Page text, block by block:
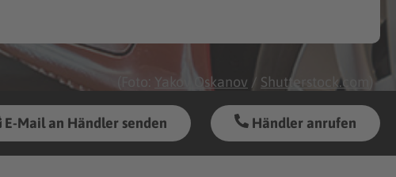
E-Mail an Händler senden Händler anrufen
(Foto: Yakov Oskanov / Shutterstock.com )